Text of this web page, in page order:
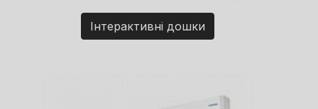
Інтерактивні дошки